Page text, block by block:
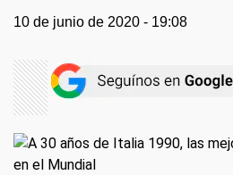
10 de junio de 2020 - 19:08